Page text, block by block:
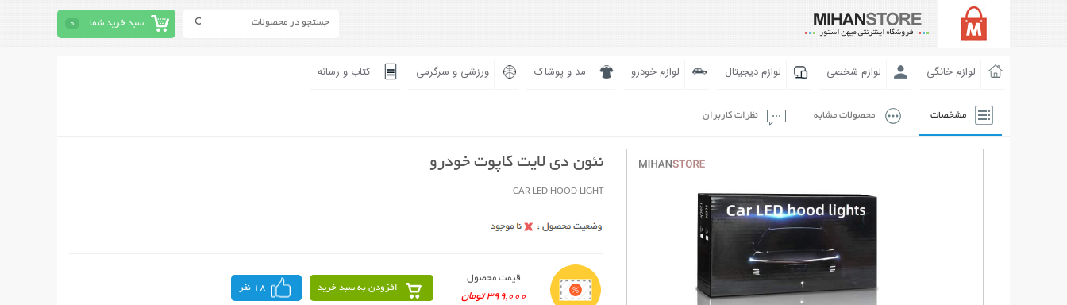
سبد خرید شما 0
لوازم خانگی لوازم شخصی لوازم دیجیتال لوازم خودرو مد و پوشاک ورزشی و سرگرمی کتاب و رسانه
مشخصات محصولات مشابه نظرات کاربران
نئون دی لایت کاپوت خودرو
CAR LED HOOD LIGHT
قیمت محصول
399,000 تومان
افزودن به سبد خرید 18 نفر